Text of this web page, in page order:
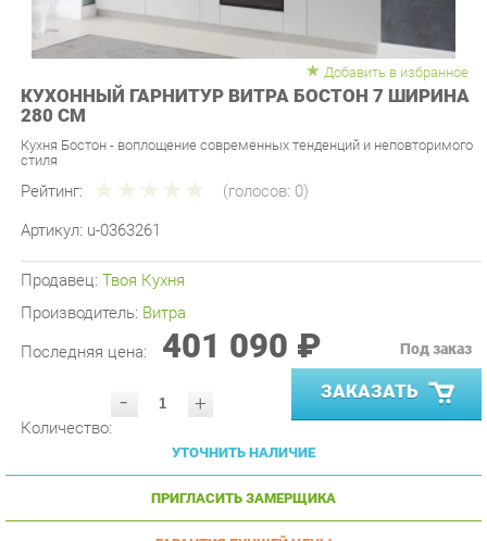
Добавить в избранное
КУХОННЫЙ ГАРНИТУР ВИТРА БОСТОН 7 ШИРИНА
280 СМ
Кухня Бостон - воплощение современных тенденций и неповторимого
Рейтинг:
Артикул: u-0363261
Производитель: Витра
Последняя цена: 401 090 ₽
- ЗАКАЗАТЬ
УТОЧНИТЬ НАЛИЧИЕ
ПРИГЛАСИТЬ ЗАМЕРЩИКА
ГАРАНТИЯ ЛУЧШЕЙ ЦЕНЫ